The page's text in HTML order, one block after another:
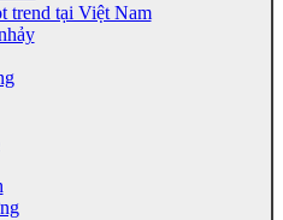
trend tại Việt Nam